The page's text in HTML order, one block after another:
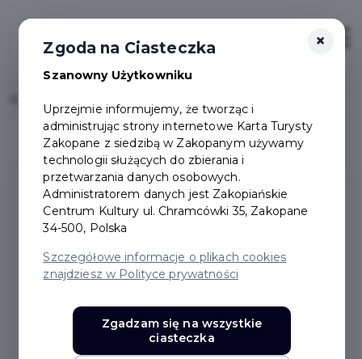
Login/Rejestracja
DEKLARACJA
zapewnić dostępność swojejstrony
internetowejzgodnie z ustawą z dnia 4
kwietnia 2019 r. o dostępności cyfrowej stron
×
Zgoda na Ciasteczka
Szanowny Użytkowniku
Uprzejmie informujemy, że tworząc i
administrując strony internetowe Karta Turysty
Zakopane z siedzibą w Zakopanym używamy
technologii służących do zbierania i
przetwarzania danych osobowych.
Administratorem danych jest Zakopiańskie
Centrum Kultury ul. Chramcówki 35, Zakopane
34-500, Polska
Szczegółowe informacje o plikach cookies
znajdziesz w Polityce prywatności
Zgadzam się na wszystkie
ciasteczka